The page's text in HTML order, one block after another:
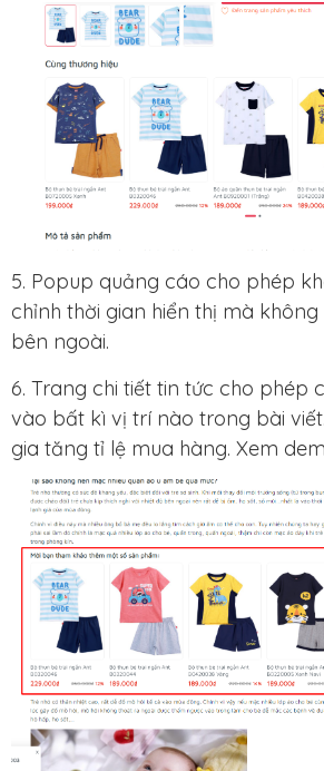
5. Popup quảng cáo cho phép
chỉnh thời gian hiển thị mà
bên ngoài.
6. Trang chi tiết tin tức cho phép
vào bất kì vị trí nào trong bài
gia tăng tỉ lệ mua hàng. Xem